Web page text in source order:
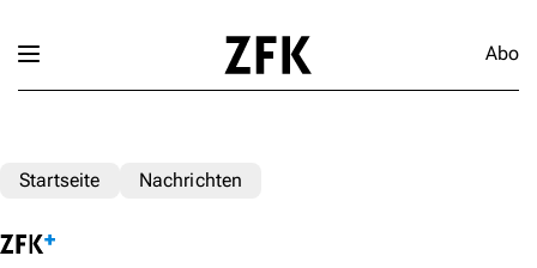
Abo
Startseite Nachrichten